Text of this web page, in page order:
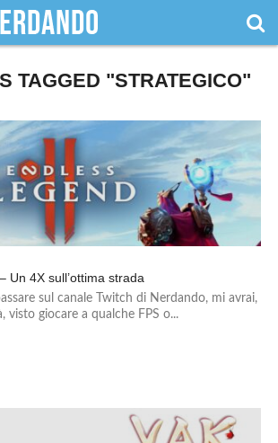
TAGGED "STRATEGICO"
Un 4X sull’ottima strada
sul canale Twitch di Nerdando, mi avrai,
visto giocare a qualche FPS o...